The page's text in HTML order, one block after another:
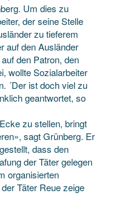
Um dies zu
der seine Stelle
zu tieferem
auf den Ausländer
den Patron, den
wollte Sozialarbeiter
´Der ist doch viel zu
geantwortet, so
zu stellen, bringt
sagt Grünberg. Er
dass den
der Täter gelegen
organisierten
Täter Reue zeige